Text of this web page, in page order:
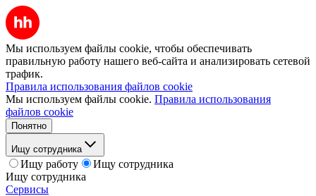
Мы используем файлы cookie, чтобы обеспечивать
правильную работу нашего веб-сайта и анализировать сетевой
трафик.
Правила использования файлов cookie
Мы используем файлы cookie. Правила использования
файлов cookie
Понятно
Ищу сотрудника
Ищу работу
Ищу сотрудника
Ищу сотрудника
Сервисы